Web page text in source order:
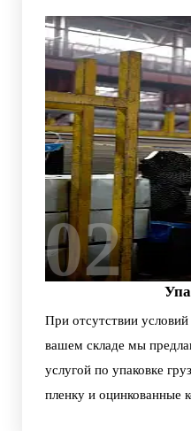
02
При отсутствии
вашем складе мы
услугой по упаковке
пленку и оцинкованные